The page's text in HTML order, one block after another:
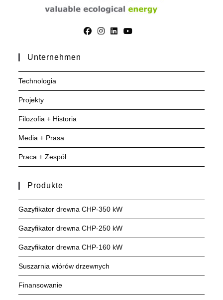
Unternehmen
Technologia
Projekty
Filozofia + Historia
Media + Prasa
Praca + Zespół
Produkte
Gazyfikator drewna CHP-350 kW
Gazyfikator drewna CHP-250 kW
Gazyfikator drewna CHP-160 kW
Suszarnia wiórów drzewnych
Finansowanie